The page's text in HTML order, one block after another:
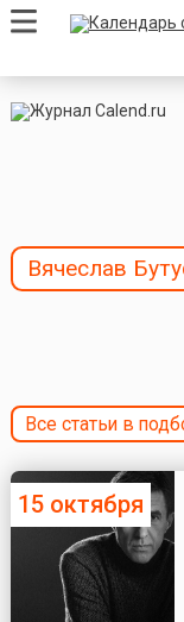
Вячеслав
Все статьи в
15 октября